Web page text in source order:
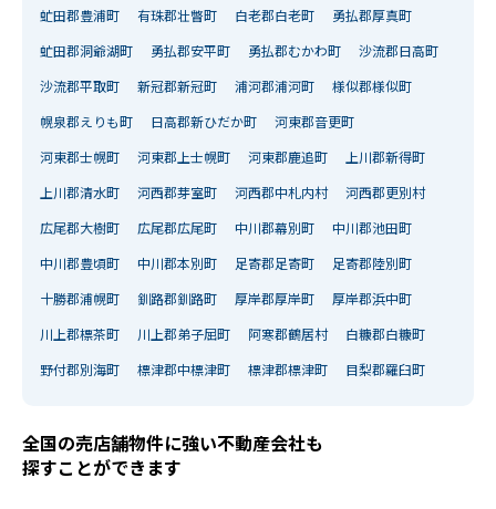
虻田郡豊浦町 有珠郡壮瞥町 白老郡白老町 勇払郡厚真町
虻田郡洞爺湖町 勇払郡安平町 勇払郡むかわ町 沙流郡日高町
沙流郡平取町 新冠郡新冠町 浦河郡浦河町 様似郡様似町
幌泉郡えりも町 日高郡新ひだか町 河東郡音更町
河東郡士幌町 河東郡上士幌町 河東郡鹿追町 上川郡新得町
上川郡清水町 河西郡芽室町 河西郡中札内村 河西郡更別村
広尾郡大樹町 広尾郡広尾町 中川郡幕別町 中川郡池田町
中川郡豊頃町 中川郡本別町 足寄郡足寄町 足寄郡陸別町
十勝郡浦幌町 釧路郡釧路町 厚岸郡厚岸町 厚岸郡浜中町
川上郡標茶町 川上郡弟子屈町 阿寒郡鶴居村 白糠郡白糠町
野付郡別海町 標津郡中標津町 標津郡標津町 目梨郡羅臼町
全国の売店舗物件に強い不動産会社も
探すことができます